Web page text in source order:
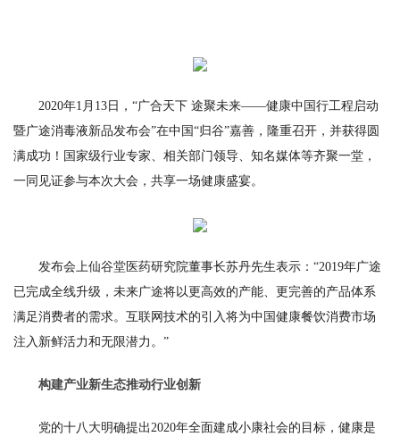
2020年1月13日，“广合天下 途聚未来——健康中国行工程启动
暨广途消毒液新品发布会”在中国“归谷”嘉善，隆重召开，并获得圆
满成功！国家级行业专家、相关部门领导、知名媒体等齐聚一堂，
一同见证参与本次大会，共享一场健康盛宴。
发布会上仙谷堂医药研究院董事长苏丹先生表示：“2019年广途
已完成全线升级，未来广途将以更高效的产能、更完善的产品体系
满足消费者的需求。互联网技术的引入将为中国健康餐饮消费市场
注入新鲜活力和无限潜力。”
构建产业新生态推动行业创新
党的十八大明确提出2020年全面建成小康社会的目标，健康是